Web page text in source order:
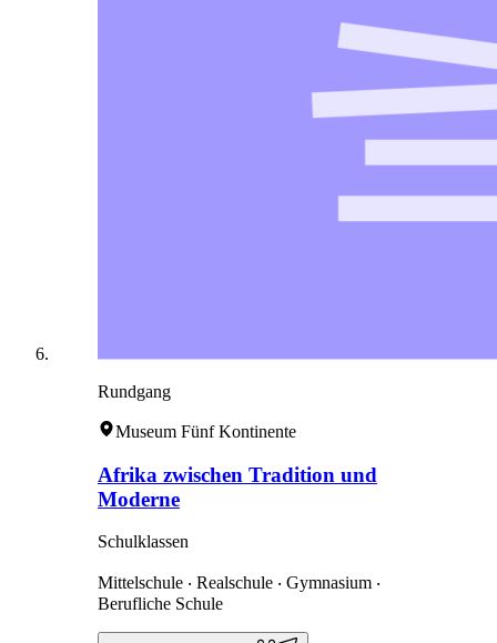
Rundgang
Museum Fünf Kontinente
Afrika zwischen Tradition und
Moderne
Schulklassen
Mittelschule ‧ Realschule ‧ Gymnasium ‧
Berufliche Schule